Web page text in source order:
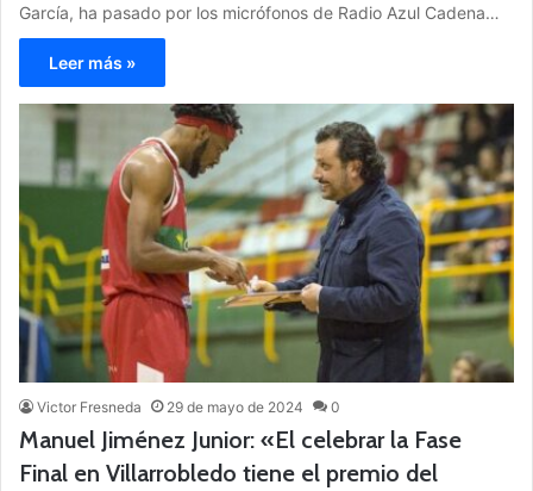
García, ha pasado por los micrófonos de Radio Azul Cadena…
Leer más »
Victor Fresneda 29 de mayo de 2024 0
Manuel Jiménez Junior: «El celebrar la Fase
Final en Villarrobledo tiene el premio del